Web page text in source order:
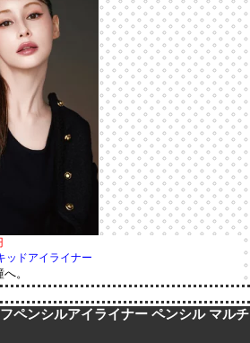
ッドアイライナー
。
ペンシルアイライナー ペンシル マルチ